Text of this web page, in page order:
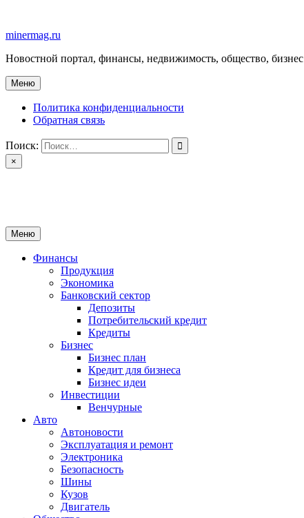
содержимому
minermag.ru
Новостной портал, финансы, недвижимость, общество, бизнес
Меню
Политика конфиденциальности
Обратная связь
Поиск:
×
Меню
Финансы
Продукция
Экономика
Банковский сектор
Депозиты
Потребительский кредит
Кредиты
Бизнес
Бизнес план
Кредит для бизнеса
Бизнес идеи
Инвестиции
Венчурные
Авто
Автоновости
Эксплуатация и ремонт
Электроника
Безопасность
Шины
Кузов
Двигатель